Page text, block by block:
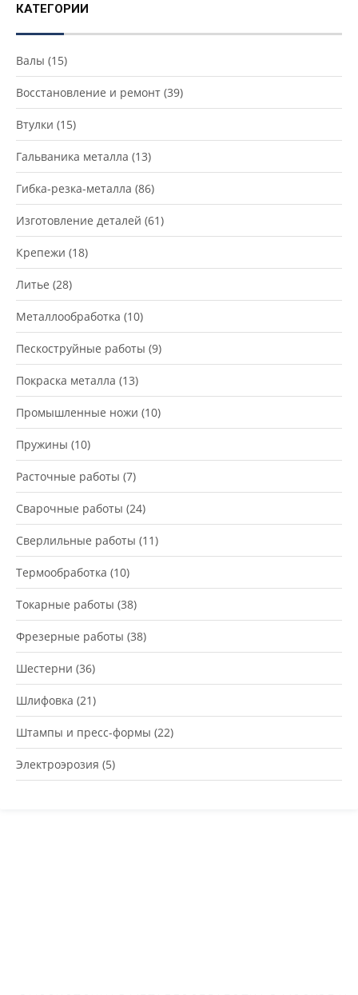
КАТЕГОРИИ
Валы (15)
Восстановление и ремонт (39)
Втулки (15)
Гальваника металла (13)
Гибка-резка-металла (86)
Изготовление деталей (61)
Крепежи (18)
Литье (28)
Металлообработка (10)
Пескоструйные работы (9)
Покраска металла (13)
Промышленные ножи (10)
Пружины (10)
Расточные работы (7)
Сварочные работы (24)
Сверлильные работы (11)
Термообработка (10)
Токарные работы (38)
Фрезерные работы (38)
Шестерни (36)
Шлифовка (21)
Штампы и пресс-формы (22)
Электроэрозия (5)